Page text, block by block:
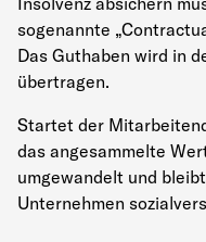
sogenannte
Das Guthaben wird in
übertragen.
Startet der
das angesammelte
umgewandelt und
Unternehmen